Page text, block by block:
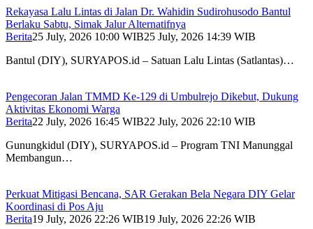
Rekayasa Lalu Lintas di Jalan Dr. Wahidin Sudirohusodo Bantul
Berlaku Sabtu, Simak Jalur Alternatifnya
Berita25 July, 2026 10:00 WIB25 July, 2026 14:39 WIB
Bantul (DIY), SURYAPOS.id – Satuan Lalu Lintas (Satlantas)…
Pengecoran Jalan TMMD Ke-129 di Umbulrejo Dikebut, Dukung
Aktivitas Ekonomi Warga
Berita22 July, 2026 16:45 WIB22 July, 2026 22:10 WIB
Gunungkidul (DIY), SURYAPOS.id – Program TNI Manunggal
Membangun…
Perkuat Mitigasi Bencana, SAR Gerakan Bela Negara DIY Gelar
Koordinasi di Pos Aju
Berita19 July, 2026 22:26 WIB19 July, 2026 22:26 WIB